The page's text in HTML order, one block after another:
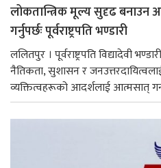
लोकतान्त्रिक मूल्य सुदृढ बनाउन
गर्नुपर्छः पूर्वराष्ट्रपति भण्डारी
ललितपुर । पूर्वराष्ट्रपति विद्यादेवी
नैतिकता, सुशासन र
व्यक्तित्वहरूको आदर्शलाई आत्मसात्